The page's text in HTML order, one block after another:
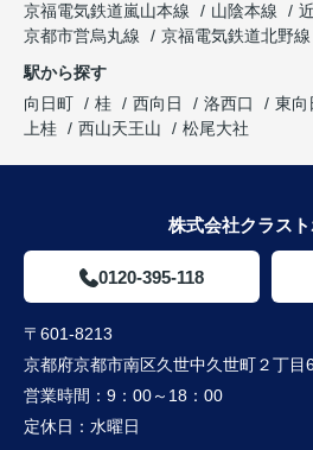
京福電気鉄道嵐山本線
山陰本線
京都市営烏丸線
京福電気鉄道北野線
駅から探す
向日町
桂 西向日 洛西口 東向
上桂
西山天王山 松尾大社
株式会社クラス
0120-395-118
〒601-8213
京都府京都市南区久世中久世町２丁目
営業時間： 9：00～18：00
定休日： 水曜日